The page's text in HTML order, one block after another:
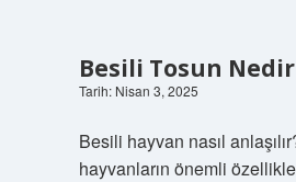
Besili Tosun Nedir
Tarih: Nisan 3, 2025
Besili hayvan nasıl
hayvanların önemli